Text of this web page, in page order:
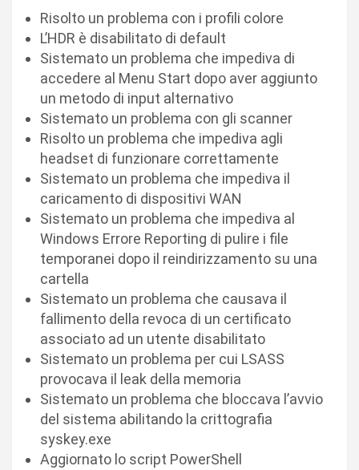
Risolto un problema con i profili colore
L’HDR è disabilitato di default
Sistemato un problema che impediva di
accedere al Menu Start dopo aver aggiunto
un metodo di input alternativo
Sistemato un problema con gli scanner
Risolto un problema che impediva agli
headset di funzionare correttamente
Sistemato un problema che impediva il
caricamento di dispositivi WAN
Sistemato un problema che impediva al
Windows Errore Reporting di pulire i file
temporanei dopo il reindirizzamento su una
cartella
Sistemato un problema che causava il
fallimento della revoca di un certificato
associato ad un utente disabilitato
Sistemato un problema per cui LSASS
provocava il leak della memoria
Sistemato un problema che bloccava l’avvio
del sistema abilitando la crittografia
syskey.exe
Aggiornato lo script PowerShell